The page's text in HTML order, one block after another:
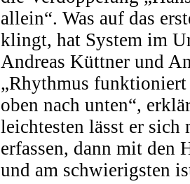
allein“. Was auf das
klingt, hat System im
Andreas Küttner und
„Rhythmus
oben nach unten“,
leichtesten lässt er sich
erfassen, dann mit den
und am schwierigsten